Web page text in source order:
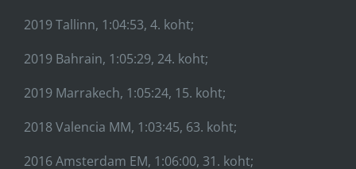
2019 Tallinn, 1:04:53, 4. koht;
2019 Bahrain, 1:05:29, 24. koht;
2019 Marrakech, 1:05:24, 15. koht;
2018 Valencia MM, 1:03:45, 63. koht;
2016 Amsterdam EM, 1:06:00, 31. koht;